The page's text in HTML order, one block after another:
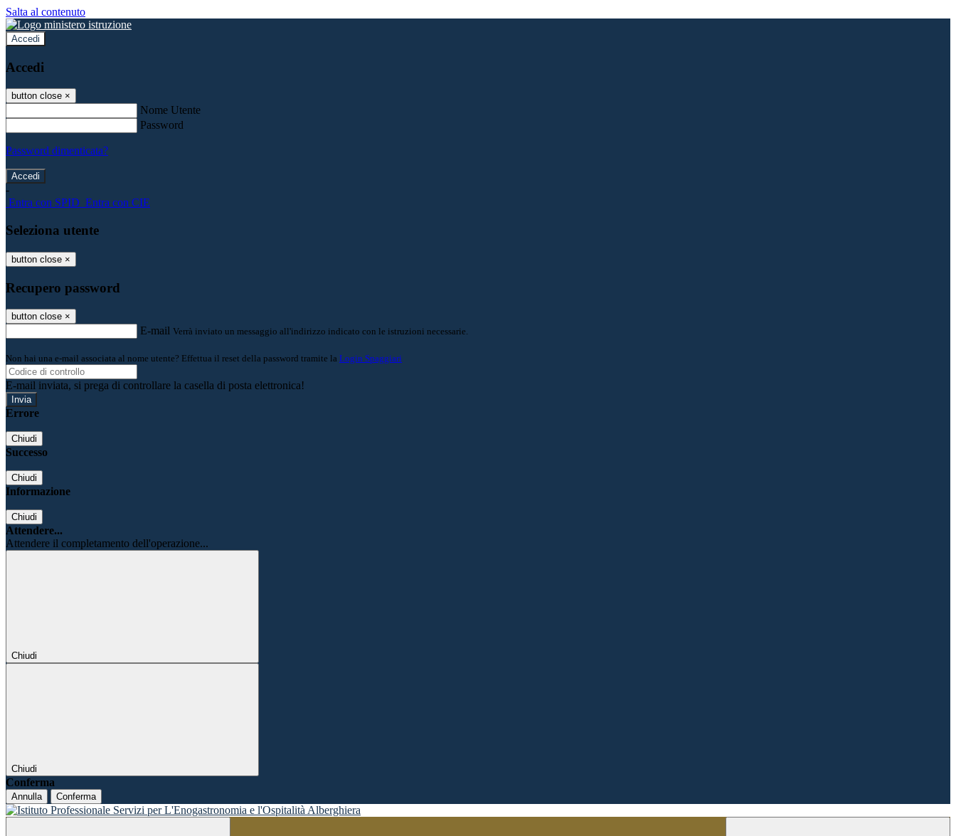
Salta al contenuto
Accedi
Accedi
button close ×
Nome Utente
Password
Password dimenticata?
-
Entra con SPID Entra con CIE
Seleziona utente
button close ×
Recupero password
button close ×
E-mail Verrà inviato un messaggio all'indirizzo indicato con le istruzioni necessarie.
Non hai una e-mail associata al nome utente? Effettua il reset della password tramite la Login Spaggiari
E-mail inviata, si prega di controllare la casella di posta elettronica!
Errore
Chiudi
Successo
Chiudi
Informazione
Chiudi
Attendere...
Attendere il completamento dell'operazione...
Chiudi
Chiudi
Conferma
Annulla Conferma